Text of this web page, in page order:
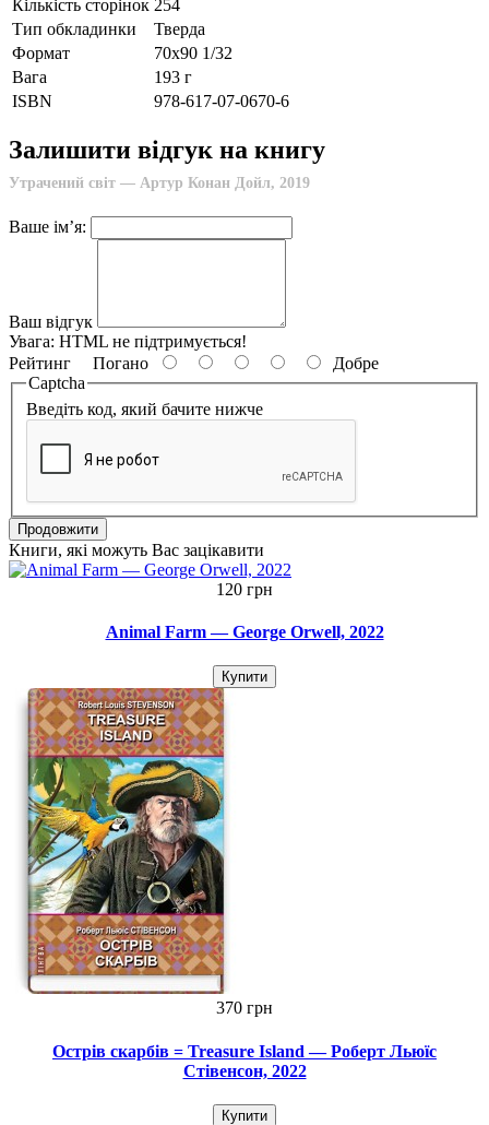
Кількість сторінок 254
Тип обкладинки
Тверда
Формат
70х90 1/32
Вага
193 г
ISBN
978-617-07-0670-6
Залишити відгук на книгу
Утрачений світ — Артур Конан Дойл, 2019
Ваше ім’я:
Ваш відгук
Увага: HTML не підтримується!
Рейтинг Погано
Добре
Captcha
Введіть код, який бачите нижче
Продовжити
Книги, які можуть Вас зацікавити
120 грн
Animal Farm — George Orwell, 2022
Купити
370 грн
Острів скарбів = Treasure Island — Роберт Льюїс
Стівенсон, 2022
Купити